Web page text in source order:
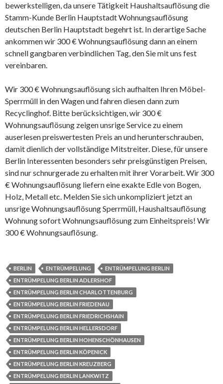
bewerkstelligen, da unsere Tätigkeit Haushaltsauflösung die
Stamm-Kunde Berlin Hauptstadt Wohnungsauflösung
deutschen Berlin Hauptstadt begehrt ist. In derartige Sache
ankommen wir 300 € Wohnungsauflösung dann an einem
schnell gangbaren verbindlichen Tag, den Sie mit uns fest
vereinbaren.
Wir 300 € Wohnungsauflösung sich aufhalten Ihren Möbel-
Sperrmüll in den Wagen und fahren diesen dann zum
Recyclinghof. Bitte berücksichtigen, wir 300 €
Wohnungsauflösung zeigen unsrige Service zu einem
auserlesen preiswertesten Preis an und herunterschrauben,
damit dienlich der vollständige Mitstreiter. Diese, für unsere
Berlin Interessenten besonders sehr preisgünstigen Preisen,
sind nur schnurgerade zu erhalten mit ihrer Vorarbeit. Wir 300
€ Wohnungsauflösung liefern eine exakte Edle von Bogen,
Holz, Metall etc. Melden Sie sich unkompliziert jetzt an
unsrige Wohnungsauflösung Sperrmüll, Haushaltsauflösung
Wohnung sofort Wohnungsauflösung zum Einheitspreis! Wir
300 € Wohnungsauflösung.
BERLIN ENTRÜMPELUNG
ENTRÜMPELUNG BERLIN
ENTRÜMPELUNG BERLIN ADLERSHOF
ENTRÜMPELUNG BERLIN CHARLOTTENBURG
ENTRÜMPELUNG BERLIN FRIEDENAU
ENTRÜMPELUNG BERLIN FRIEDRICHSHAIN
ENTRÜMPELUNG BERLIN HELLERSDORF
ENTRÜMPELUNG BERLIN HOHENSCHÖNHAUSEN
ENTRÜMPELUNG BERLIN KÖPENICK
ENTRÜMPELUNG BERLIN KREUZBERG
ENTRÜMPELUNG BERLIN LANKWITZ